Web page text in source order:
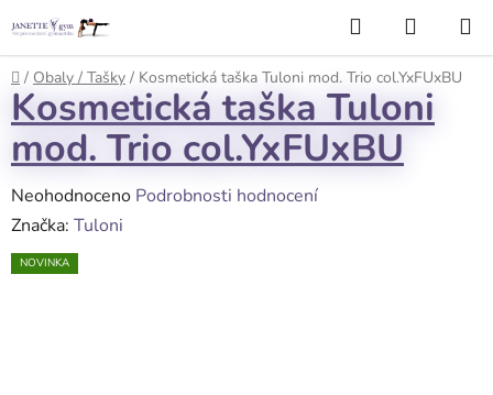
na
obsah
Hledat
KOŠÍK
Domů
/ Obaly / Tašky / Kosmetická taška Tuloni mod. Trio col.YxFUxBU
Kosmetická taška Tuloni
mod. Trio col.YxFUxBU
Průměrné
hodnocení
produktu
Neohodnoceno Podrobnosti hodnocení
Značka: Tuloni
NOVINKA